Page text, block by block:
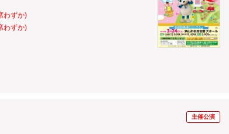
わずか)
わずか)
主催公演